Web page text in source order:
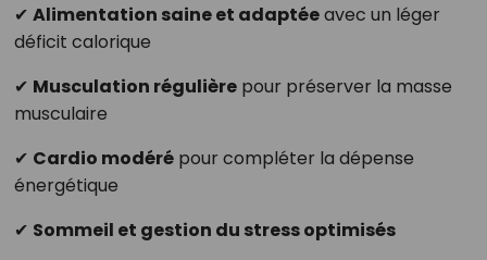
✔ Alimentation saine et adaptéeavec un léger
déficit calorique
✔ Musculation régulièrepour préserver la masse
musculaire
✔ Cardio modérépour compléter la dépense
énergétique
✔ Sommeil et gestion du stress optimisés